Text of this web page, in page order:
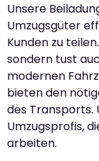
Unsere
Umzugsgüter
Kunden zu
sondern tust
modernen
bieten den
des Transports.
Umzugsprofis,
arbeiten.